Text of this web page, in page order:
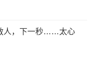
人，下一秒……太心